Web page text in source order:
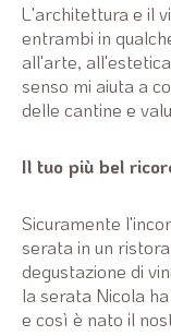
L'architettura e il
entrambi in
all'arte,
senso mi aiuta a
delle cantine e
Il tuo più bel
Sicuramente
serata in un
degustazione di
la serata Nicola
e così è nato il